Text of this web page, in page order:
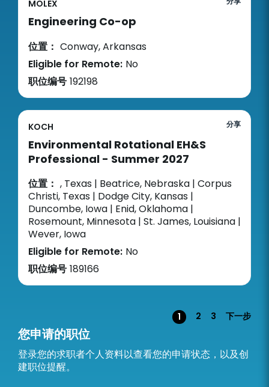
MOLEX
Engineering Co-op
位置： Conway, Arkansas
Eligible for Remote: No
职位编号 192198
KOCH 分享
Environmental Rotational EH&S
Professional - Summer 2027
位置： , Texas | Beatrice, Nebraska | Corpus
Christi, Texas | Dodge City, Kansas |
Duncombe, Iowa | Enid, Oklahoma |
Rosemount, Minnesota | St. James, Louisiana |
Wever, Iowa
Eligible for Remote: No
职位编号 189166
页面
1 2 3 下一步
您申请的职位
登录您的求职者个人资料以查看您的申请状态，以及创
建职位提醒。